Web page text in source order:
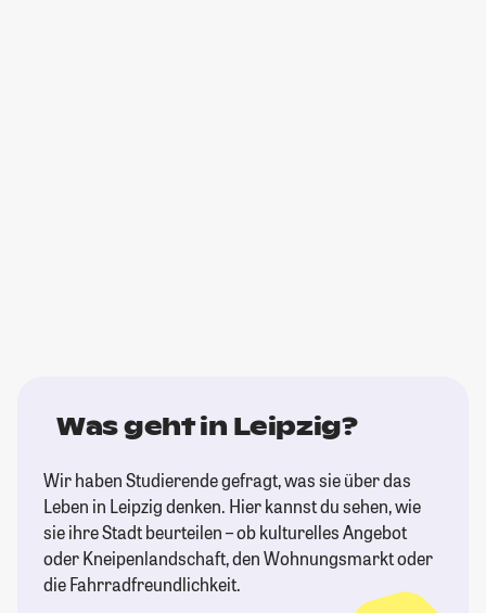
Was geht in Leipzig?
Wir haben Studierende gefragt, was sie über das
Leben in Leipzig denken. Hier kannst du sehen, wie
sie ihre Stadt beurteilen – ob kulturelles Angebot
oder Kneipenlandschaft, den Wohnungsmarkt oder
die Fahrradfreundlichkeit.